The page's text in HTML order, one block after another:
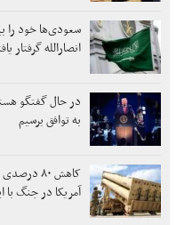
سعودی‌ها خود را
انصارالله گرفتار
در حال گفتگو
به توافق برسیم
کاهش ۸۰
آمریکا در جنگ با